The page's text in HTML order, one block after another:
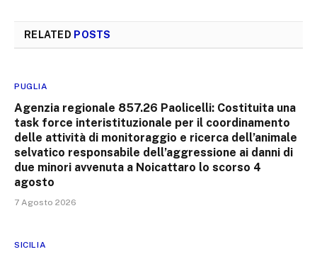
RELATED POSTS
PUGLIA
Agenzia regionale 857.26 Paolicelli: Costituita una
task force interistituzionale per il coordinamento
delle attività di monitoraggio e ricerca dell’animale
selvatico responsabile dell’aggressione ai danni di
due minori avvenuta a Noicattaro lo scorso 4
agosto
7 Agosto 2026
SICILIA